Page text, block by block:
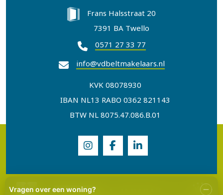
Frans Halsstraat 20
7391 BA Twello
0571 27 33 77
info@vdbeltmakelaars.nl
KVK 08078930
IBAN NL13 RABO 0362 821143
BTW NL 8075.47.086.B.01